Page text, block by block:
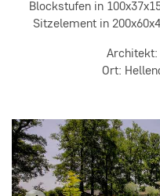
Blockstufen in
Sitzelement in
Architekt:
Ort: